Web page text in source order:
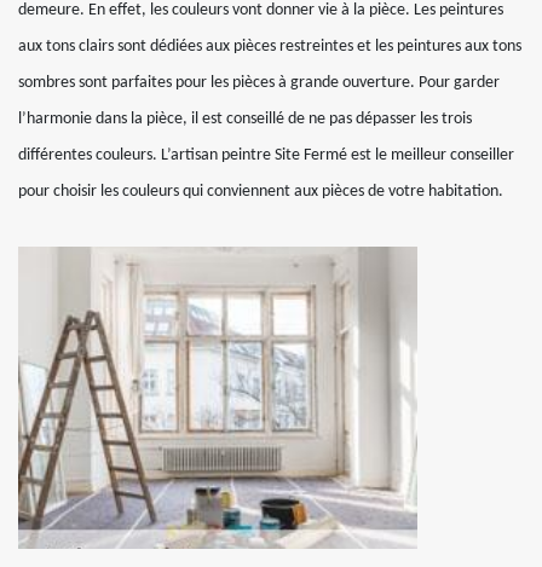
demeure. En effet, les couleurs vont donner vie à la pièce. Les peintures
aux tons clairs sont dédiées aux pièces restreintes et les peintures aux tons
sombres sont parfaites pour les pièces à grande ouverture. Pour garder
l’harmonie dans la pièce, il est conseillé de ne pas dépasser les trois
différentes couleurs. L’artisan peintre Site Fermé est le meilleur conseiller
pour choisir les couleurs qui conviennent aux pièces de votre habitation.